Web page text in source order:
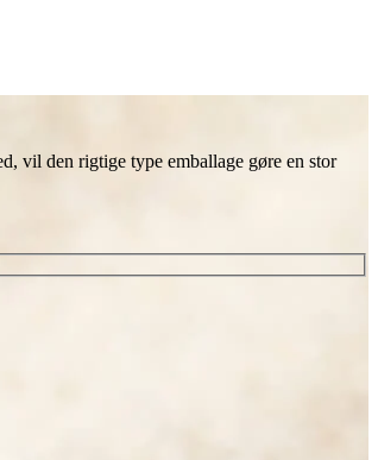
vil den rigtige type emballage gøre en stor